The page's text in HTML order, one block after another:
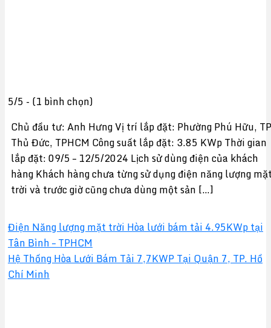
5/5 - (1 bình chọn)
Chủ đầu tư: Anh Hưng Vị trí lắp đặt: Phường Phú Hữu, TP
Thủ Đức, TPHCM Công suất lắp đặt: 3.85 KWp Thời gian
lắp đặt: 09/5 – 12/5/2024 Lịch sử dùng điện của khách
hàng Khách hàng chưa từng sử dụng điện năng lượng
trời và trước giờ cũng chưa dùng một sản […]
Điện Năng lượng mặt trời Hòa lưới bám tải 4.95KWp tại
Tân Bình – TPHCM
Hệ Thống Hòa Lưới Bám Tải 7,7KWP Tại Quận 7, TP. Hồ
Chí Minh